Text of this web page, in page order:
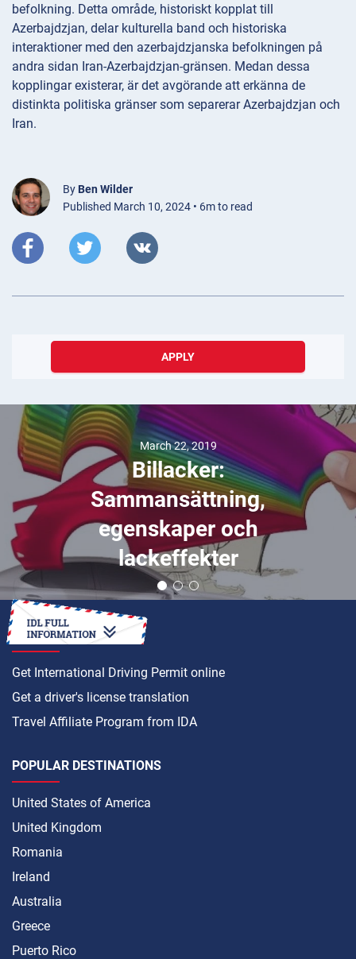
befolkning. Detta område, historiskt kopplat till
Azerbajdzjan, delar kulturella band och historiska
interaktioner med den azerbajdzjanska befolkningen på
andra sidan Iran-Azerbajdzjan-gränsen. Medan dessa
kopplingar existerar, är det avgörande att erkänna de
distinkta politiska gränser som separerar Azerbajdzjan och
Iran.
By Ben Wilder
Published March 10, 2024 • 6m to read
APPLY
March 22, 2019
Billacker:
Sammansättning,
egenskaper och
lackeffekter
HOW TO
Get International Driving Permit online
Get a driver's license translation
Travel Affiliate Program from IDA
POPULAR DESTINATIONS
United States of America
United Kingdom
Romania
Ireland
Australia
Greece
Puerto Rico